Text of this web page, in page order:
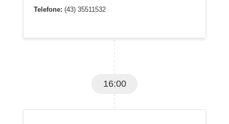
Telefone: (43) 35511532
16:00